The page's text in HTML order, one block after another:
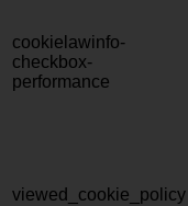
cookielawinfo-
checkbox-
performance
viewed_cookie_policy